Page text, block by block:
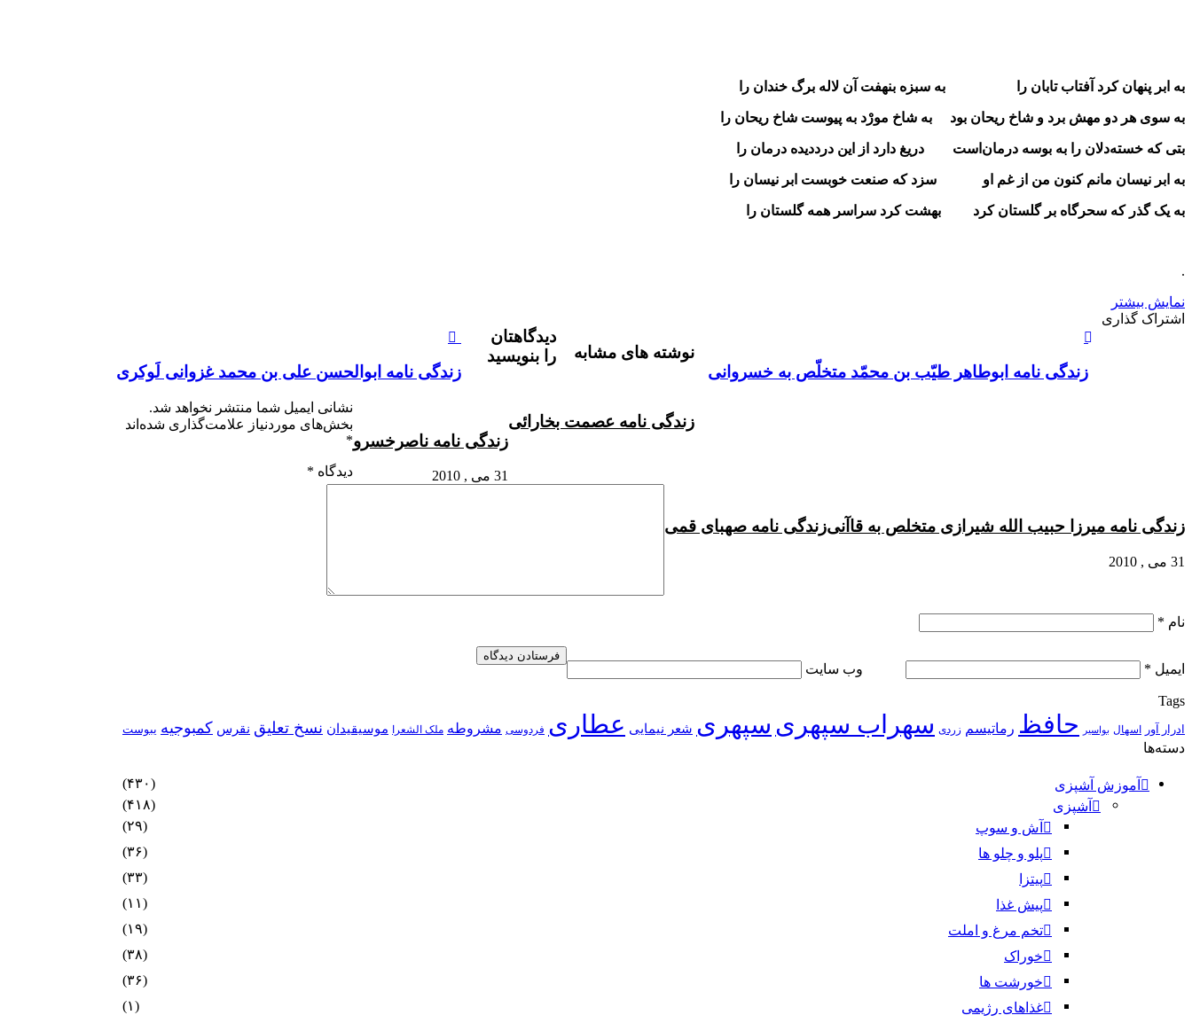
به ابر پنهان کرد آفتاب تابان را به سبزه بنهفت آن لاله برگ خندان را
به سوی هر دو مهش برد و شاخ ریحان بود به شاخ مورْد به پیوست شاخ ریحان را
بتی که خسته‌دلان را به بوسه درمان‌است دریغ دارد از این درددیده درمان را
به ابر نیسان مانم کنون من از غم او سزد که صنعت خوبست ابر نیسان را
به یک گذر که سحرگاه بر گلستان کرد بهشت کرد سراسر همه گلستان را
.
نمایش بیشتر
اشتراک گذاری
بوک
آپ
گذاری
طریق
ایمیل
زندگی نامه ابوطاهر طيّب بن محمّد متخلّص به خسروانی زندگی نامه ابوالحسن علی بن محمد غزوانی لَوکری
نوشته های مشابه
زندگی نامه عصمت بخارائی
زندگی نامه ناصرخسرو
31 می , 2010
زندگی نامه میرزا حبیب الله شیرازی متخلص به قاآنی
31 می , 2010
زندگی نامه صهبای قمی
دیدگاهتان
را بنویسید
نشانی ایمیل شما منتشر نخواهد شد.
بخش‌های موردنیاز علامت‌گذاری شده‌اند
*
دیدگاه *
نام *
ایمیل * وب‌ سایت
Tags
ادرار آور اسهال بواسیر حافظ رماتیسم زردی سهراب سپهری سپهری شعر نیمایی عطاری فردوسی مشروطه ملک الشعرا موسیقیدان نسخ تعلیق نقرس کمبوجیه یبوست
دسته‌ها
آموزش آشپزی
(۴۳۰)
آشپزی
(۴۱۸)
آش و سوپ
(۲۹)
پلو و چلو ها
(۳۶)
پیتزا
(۳۳)
پیش غذا
(۱۱)
تخم مرغ و املت
(۱۹)
خوراک
(۳۸)
خورشت ها
(۳۶)
غذاهای رژیمی
(۱)